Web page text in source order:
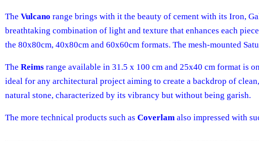
The Vulcano range brings with it the beauty of cement with its Iron,
breathtaking combination of light and texture that enhances each
the 80x80cm, 40x80cm and 60x60cm formats. The mesh-mounted
The Reims range available in 31.5 x 100 cm and 25x40 cm format is
ideal for any architectural project aiming to create a backdrop of
natural stone, characterized by its vibrancy but without being garish.
The more technical products such as Coverlam also impressed with